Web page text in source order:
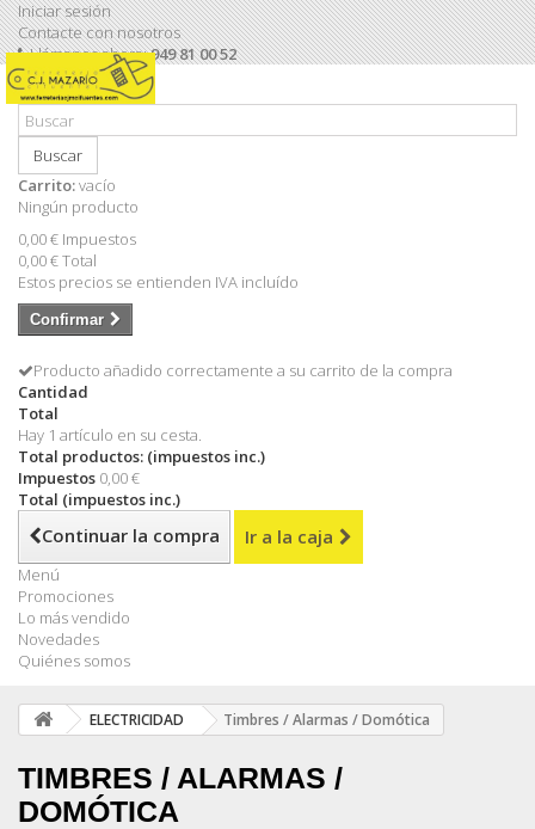
Iniciar sesión
Contacte con nosotros
Llámanos ahora:949 81 00 52
Buscar
Carrito:vacío
Ningún producto
0,00 € Impuestos
0,00 €Total
Estos precios se entienden IVA incluído
Confirmar
Producto añadido correctamente a su carrito de la compra
Cantidad
Total
Hay 1 artículo en su cesta.
Total productos: (impuestos inc.)
Impuestos 0,00 €
Total (impuestos inc.)
Continuar la compra Ir a la caja
Menú
Promociones
Lo más vendido
Novedades
Quiénes somos
ELECTRICIDAD Timbres / Alarmas / Domótica
TIMBRES / ALARMAS /
DOMÓTICA